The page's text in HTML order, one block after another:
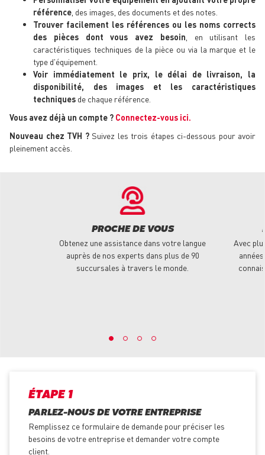
référence , des images, des documents et des notes.
Trouver facilement les références ou les noms corrects
des pièces dont vous avez besoin , en utilisant les
caractéristiques techniques de la pièce ou via la marque et le
type d'équipement.
Voir immédiatement le prix, le délai de livraison, la
disponibilité, des images et les caractéristiques
techniques de chaque référence.
Vous avez déjà un compte ? Connectez-vous ici.
Nouveau chez TVH ?Suivez les trois étapes ci-dessous pour avoir
pleinement accès.
PROCHE DE VOUS
Obtenez une assistance dans votre langue
auprès de nos experts dans plus de 90
succursales à travers le monde.
Avec
ÉTAPE 1
PARLEZ-NOUS DE VOTRE ENTREPRISE
Remplissez ce formulaire de demande pour préciser les
besoins de votre entreprise et demander votre compte
client.